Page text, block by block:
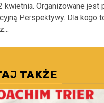
kwietnia. Organizowane jest
Perspektywy. Dla kogo
TAKŻE